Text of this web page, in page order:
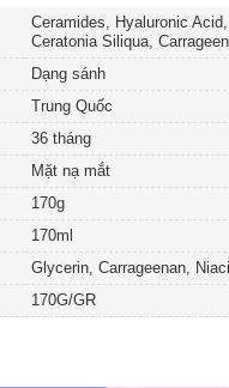
Ceramides, Hyaluronic
Ceratonia Siliqua,
Dạng sánh
Trung Quốc
36 tháng
Mặt nạ mắt
170g
170ml
Glycerin, Carrageenan,
170G/GR